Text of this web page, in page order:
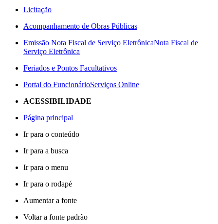
Licitação
Acompanhamento de Obras Públicas
Emissão Nota Fiscal de Serviço EletrônicaNota Fiscal de
Serviço Eletrônica
Feriados e Pontos Facultativos
Portal do FuncionárioServiços Online
ACESSIBILIDADE
Página principal
Ir para o conteúdo
Ir para a busca
Ir para o menu
Ir para o rodapé
Aumentar a fonte
Voltar a fonte padrão